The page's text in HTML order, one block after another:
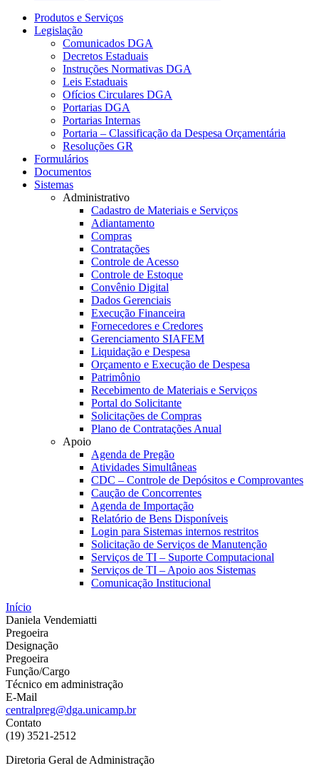
Produtos e Serviços
Legislação
Comunicados DGA
Decretos Estaduais
Instruções Normativas DGA
Leis Estaduais
Ofícios Circulares DGA
Portarias DGA
Portarias Internas
Portaria – Classificação da Despesa Orçamentária
Resoluções GR
Formulários
Documentos
Sistemas
Administrativo
Cadastro de Materiais e Serviços
Adiantamento
Compras
Contratações
Controle de Acesso
Controle de Estoque
Convênio Digital
Dados Gerenciais
Execução Financeira
Fornecedores e Credores
Gerenciamento SIAFEM
Liquidação e Despesa
Orçamento e Execução de Despesa
Patrimônio
Recebimento de Materiais e Serviços
Portal do Solicitante
Solicitações de Compras
Plano de Contratações Anual
Apoio
Agenda de Pregão
Atividades Simultâneas
CDC – Controle de Depósitos e Comprovantes
Caução de Concorrentes
Agenda de Importação
Relatório de Bens Disponíveis
Login para Sistemas internos restritos
Solicitação de Serviços de Manutenção
Serviços de TI – Suporte Computacional
Serviços de TI – Apoio aos Sistemas
Comunicação Institucional
Início
Daniela Vendemiatti
Pregoeira
Designação
Pregoeira
Função/Cargo
Técnico em administração
E-Mail
centralpreg@dga.unicamp.br
Contato
(19) 3521-2512
Diretoria Geral de Administração